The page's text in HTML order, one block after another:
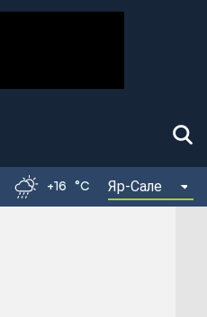
+16 °C Яр-Сале